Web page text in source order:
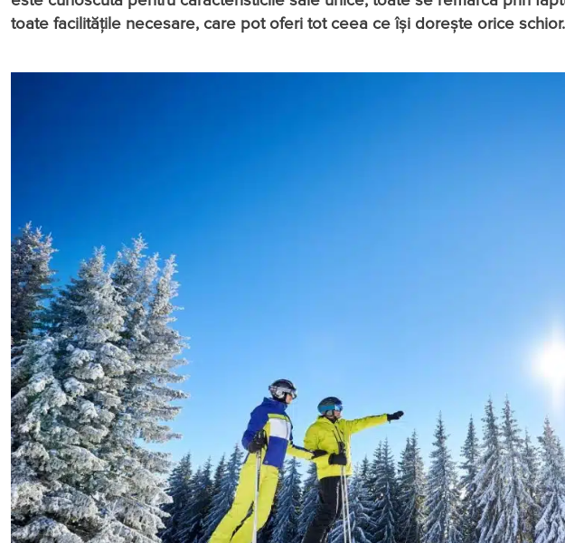
toate facilităţile necesare, care pot oferi tot ceea ce își doreşte orice schior.